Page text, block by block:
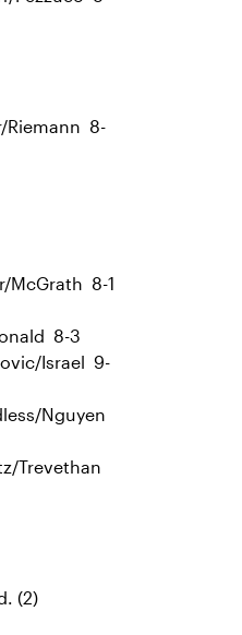
Riemann 8-
McGrath 8-1
8-3
Israel 9-
Nguyen
Trevethan
(2)